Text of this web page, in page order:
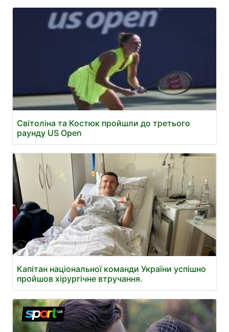
Світоліна та Костюк пройшли до третього
раунду US Open
Капітан національної команди України успішно
пройшов хірургічне втручання.